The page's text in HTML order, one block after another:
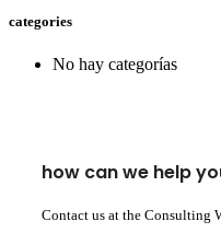
categories
No hay categorías
how can we help
Contact us at the Consulting